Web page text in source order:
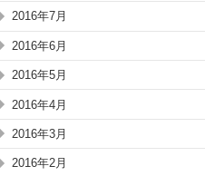
2016年7月
2016年6月
2016年5月
2016年4月
2016年3月
2016年2月